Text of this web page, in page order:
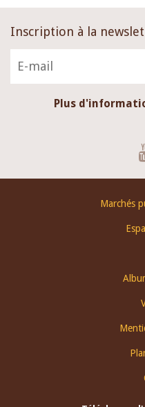
Inscription à la
Plus
Marchés